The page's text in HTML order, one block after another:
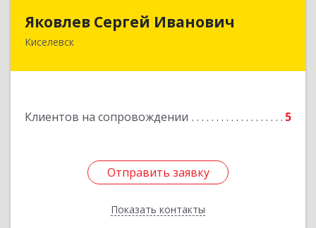
Яковлев Сергей Иванович
Киселевск
Клиентов на сопровождении 5
Отправить заявку
Показать контакты
Яковлев Сергей Иванович
650002, Кемеровская обл, г.Кемерово, пр-т
Отправить заявку
Назад